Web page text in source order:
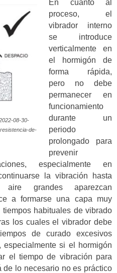
08-30-
de-
En cuanto al
proceso, el
vibrador interno
se introduce
verticalmente en
el hormigón de
forma rápida,
pero no debe
permanecer en
funcionamiento
durante un
periodo
prolongado para
prevenir
especialmente en
la vibración hasta
grandes aparezcan
a formarse una capa muy
habituales de vibrado
los cuales el vibrador debe
de curado excesivos
especialmente si el hormigón
el tiempo de vibración para
lo necesario no es práctico